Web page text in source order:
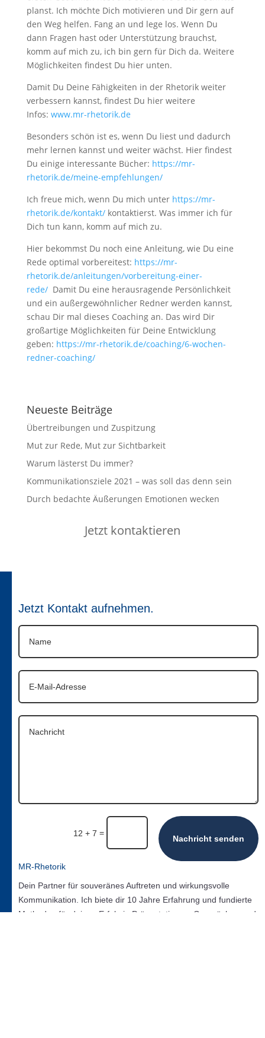
planst. Ich möchte Dich motivieren und Dir gern auf
den Weg helfen. Fang an und lege los. Wenn Du
dann Fragen hast oder Unterstützung brauchst,
komm auf mich zu, ich bin gern für Dich da. Weitere
Möglichkeiten findest Du hier unten.
Damit Du Deine Fähigkeiten in der Rhetorik weiter
verbessern kannst, findest Du hier weitere
Infos: www.mr-rhetorik.de
Besonders schön ist es, wenn Du liest und dadurch
mehr lernen kannst und weiter wächst. Hier findest
Du einige interessante Bücher: https://mr-
rhetorik.de/meine-empfehlungen/
Ich freue mich, wenn Du mich unter https://mr-
rhetorik.de/kontakt/kontaktierst. Was immer ich für
Dich tun kann, komm auf mich zu.
Hier bekommst Du noch eine Anleitung, wie Du eine
Rede optimal vorbereitest: https://mr-
rhetorik.de/anleitungen/vorbereitung-einer-
rede/Damit Du eine herausragende Persönlichkeit
und ein außergewöhnlicher Redner werden kannst,
schau Dir mal dieses Coaching an. Das wird Dir
großartige Möglichkeiten für Deine Entwicklung
geben: https://mr-rhetorik.de/coaching/6-wochen-
redner-coaching/
Neueste Beiträge
Übertreibungen und Zuspitzung
Mut zur Rede, Mut zur Sichtbarkeit
Warum lästerst Du immer?
Kommunikationsziele 2021 – was soll das denn sein
Durch bedachte Äußerungen Emotionen wecken
Jetzt kontaktieren
Jetzt Kontakt aufnehmen.
12 + 7 =
Nachricht senden
MR-Rhetorik
Dein Partner für souveränes Auftreten und wirkungsvolle
Kommunikation. Ich biete dir 10 Jahre Erfahrung und fundierte
Methoden für deinen Erfolg in Präsentationen, Gesprächen und